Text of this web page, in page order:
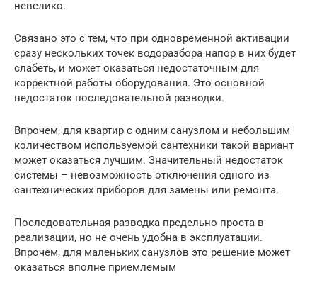
невелико.
Связано это с тем, что при одновременной активации
сразу нескольких точек водоразбора напор в них будет
слабеть, и может оказаться недостаточным для
корректной работы оборудования. Это основной
недостаток последовательной разводки.
Впрочем, для квартир с одним санузлом и небольшим
количеством используемой сантехники такой вариант
может оказаться лучшим. Значительный недостаток
системы – невозможность отключения одного из
сантехнических приборов для замены или ремонта.
Последовательная разводка предельно проста в
реализации, но не очень удобна в эксплуатации.
Впрочем, для маленьких санузлов это решение может
оказаться вполне приемлемым